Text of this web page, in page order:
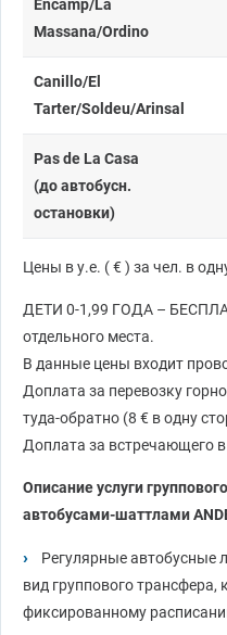
Encamp/La
Massana/Ordino
Canillo/El
Tarter/Soldeu/Arinsal
Pas de La Casa
(до автобусн.
остановки)
Цены в у.е. ( € ) за чел. в
ДЕТИ 0-1,99 ГОДА –
отдельного места.
В данные цены входит
Доплата за перевозку
туда-обратно (8 € в одну
Доплата за встречающего
Описание услуги
автобусами-шаттлами
Регулярные автобусные
вид группового трансфера,
фиксированному